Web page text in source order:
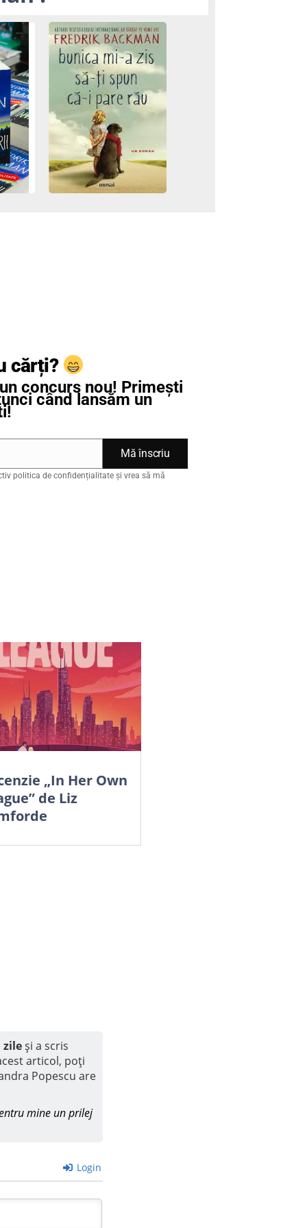
cărți?
concurs nou! Primești
când lansăm un
Mă înscriu
politica de confidențialitate și vrea să mă
„In Her Own
de Liz
zileși a scris
articol, poți
Popescu are
mine un prilej
Login